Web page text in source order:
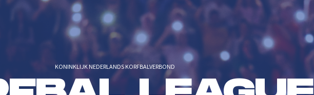
KONINKLIJK NEDERLANDS KORFBALVERBOND